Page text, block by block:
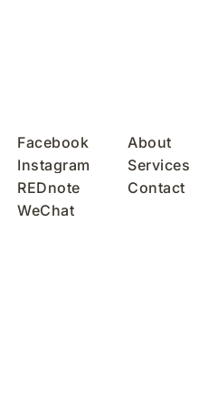
Facebook
Instagram
REDnote
WeChat
About
Services
Contact